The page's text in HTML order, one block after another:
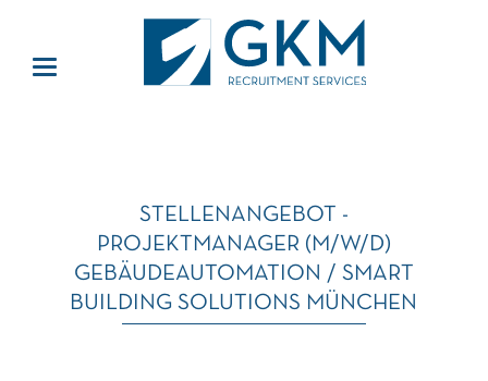
STELLENANGEBOT -
PROJEKTMANAGER (M/W/D)
GEBÄUDEAUTOMATION / SMART
BUILDING SOLUTIONS MÜNCHEN